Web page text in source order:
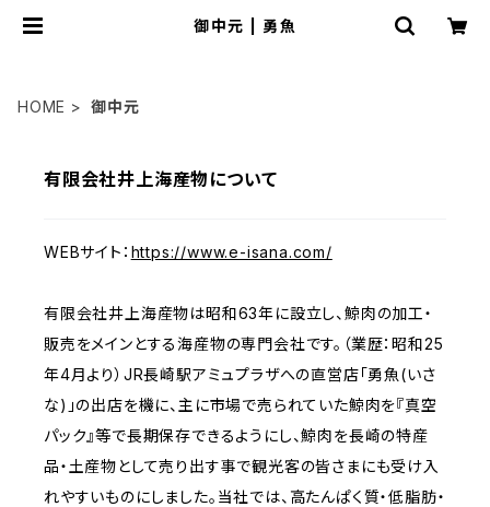
御中元 | 勇魚
HOME 御中元
有限会社井上海産物について
WEBサイト： https://www.e-isana.com/
有限会社井上海産物は昭和63年に設立し、鯨肉の加工・
販売をメインとする海産物の専門会社です。（業歴：昭和25
年4月より）JR長崎駅アミュプラザへの直営店「勇魚(いさ
な)」の出店を機に、主に市場で売られていた鯨肉を『真空
パック』等で長期保存できるようにし、鯨肉を長崎の特産
品・土産物として売り出す事で観光客の皆さまにも受け入
れやすいものにしました。当社では、高たんぱく質・低脂肪・